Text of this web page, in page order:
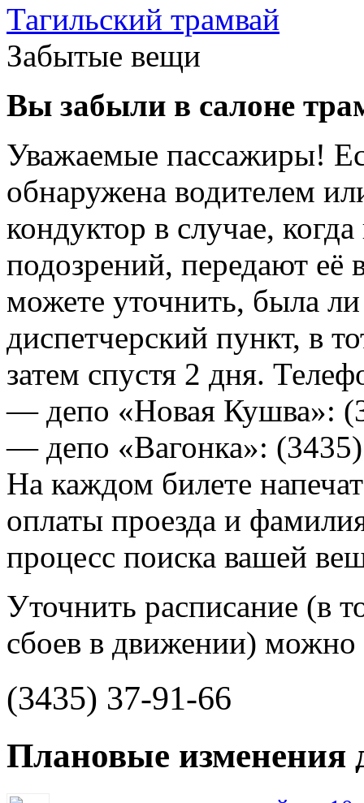
Тагильский трамвай
Забытые вещи
Вы забыли в салоне
Уважаемые пассажиры!
обнаружена водителем
кондуктор в случае,
подозрений, передают её
можете уточнить, была
диспетчерский пункт, в
затем спустя 2 дня.
— депо «Новая Кушва»:
— депо «Вагонка»:
На каждом билете
оплаты проезда и
процесс поиска вашей
Уточнить расписание (в
сбоев в движении) можно
(3435) 37-91-66
Плановые изменения